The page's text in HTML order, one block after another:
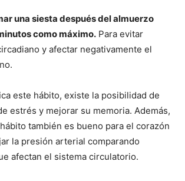
una siesta después del almuerzo
como máximo. Para evitar
y afectar negativamente el
este hábito, existe la posibilidad de
estrés y mejorar su memoria. Además,
también es bueno para el corazón
la presión arterial comparando
afectan el sistema circulatorio.